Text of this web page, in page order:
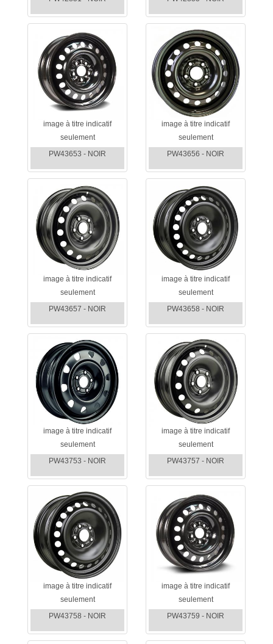
image à titre indicatif
seulement
PW43653 - NOIR
image à titre indicatif
seulement
PW43656 - NOIR
image à titre indicatif
seulement
PW43657 - NOIR
image à titre indicatif
seulement
PW43658 - NOIR
image à titre indicatif
seulement
PW43753 - NOIR
image à titre indicatif
seulement
PW43757 - NOIR
image à titre indicatif
seulement
PW43758 - NOIR
image à titre indicatif
seulement
PW43759 - NOIR